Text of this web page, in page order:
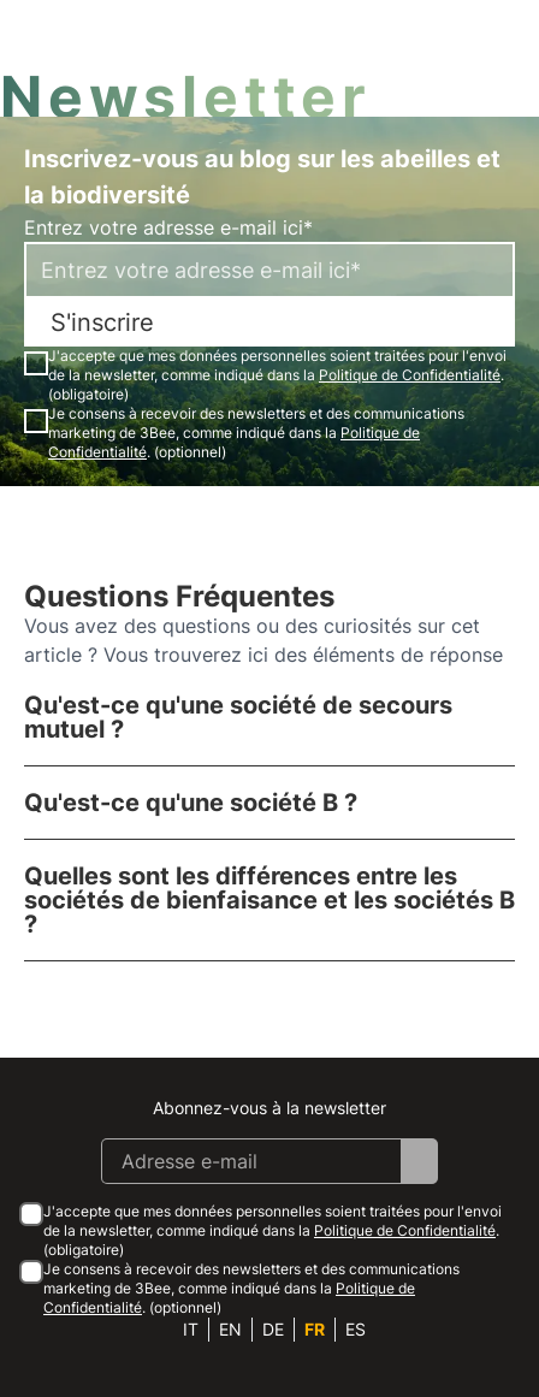
Newsletter
Inscrivez-vous au blog sur les abeilles et
la biodiversité
Entrez votre adresse e-mail ici*
S'inscrire
J'accepte que mes données personnelles soient traitées pour l'envoi
de la newsletter, comme indiqué dans la Politique de Confidentialité.
(obligatoire)
Je consens à recevoir des newsletters et des communications
marketing de 3Bee, comme indiqué dans la Politique de
Confidentialité. (optionnel)
Questions Fréquentes
Vous avez des questions ou des curiosités sur cet
article ? Vous trouverez ici des éléments de réponse
Qu'est-ce qu'une société de secours
mutuel ?
Qu'est-ce qu'une société B ?
Quelles sont les différences entre les
sociétés de bienfaisance et les sociétés B
?
Instagram
Facebook
Linkedin
Youtube
Abonnez-vous à la newsletter
J'accepte que mes données personnelles soient traitées pour l'envoi
de la newsletter, comme indiqué dans la Politique de Confidentialité.
(obligatoire)
Je consens à recevoir des newsletters et des communications
marketing de 3Bee, comme indiqué dans la Politique de
Confidentialité. (optionnel)
IT EN DE FR ES